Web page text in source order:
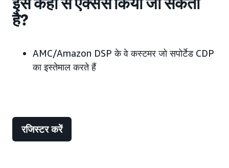
है?
AMC/Amazon DSP के वे कस्टमर जो सपोर्टेड CDP
का इस्तेमाल करते हैं
रजिस्टर करें